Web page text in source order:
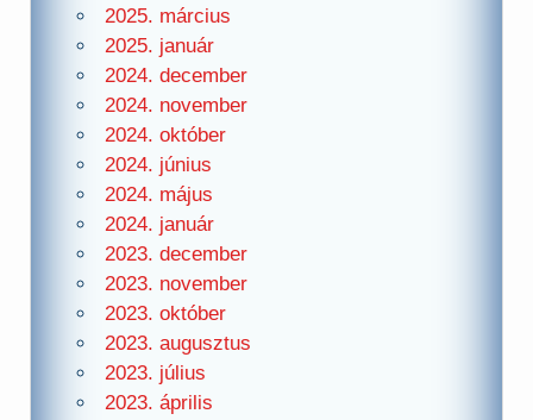
2025. március
2025. január
2024. december
2024. november
2024. október
2024. június
2024. május
2024. január
2023. december
2023. november
2023. október
2023. augusztus
2023. július
2023. április